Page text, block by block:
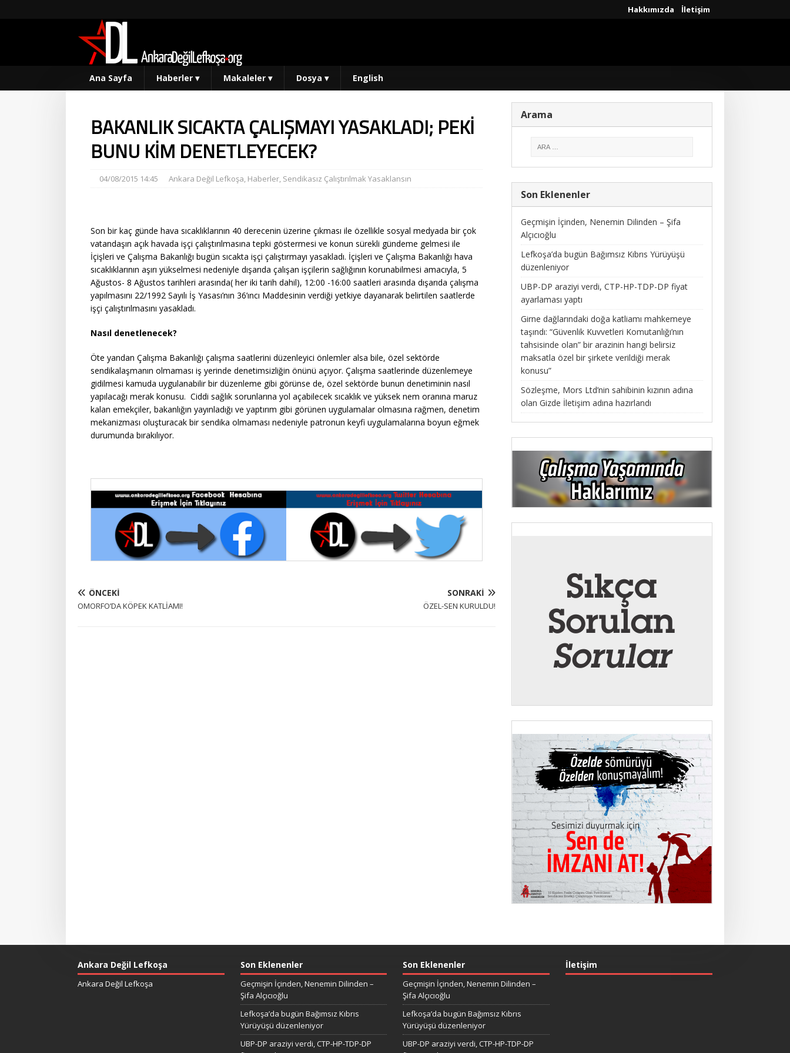
Hakkımızda İletişim
Ana Sayfa Haberler ▾ Makaleler ▾ Dosya ▾ English
BAKANLIK SICAKTA ÇALIŞMAYI YASAKLADI; PEKİ
BUNU KİM DENETLEYECEK?
04/08/2015 14:45 Ankara Değil Lefkoşa, Haberler, Sendikasız Çalıştırılmak Yasaklansın
Son bir kaç günde hava sıcaklıklarının 40 derecenin üzerine çıkması ile özellikle sosyal medyada bir çok
vatandaşın açık havada işçi çalıştırılmasına tepki göstermesi ve konun sürekli gündeme gelmesi ile
İçişleri ve Çalışma Bakanlığı bugün sıcakta işçi çalıştırmayı yasakladı. İçişleri ve Çalışma Bakanlığı hava
sıcaklıklarının aşırı yükselmesi nedeniyle dışarıda çalışan işçilerin sağlığının korunabilmesi amacıyla, 5
Ağustos- 8 Ağustos tarihleri arasında( her iki tarih dahil), 12:00 -16:00 saatleri arasında dışarıda çalışma
yapılmasını 22/1992 Sayılı İş Yasası’nın 36’ıncı Maddesinin verdiği yetkiye dayanarak belirtilen saatlerde
işçi çalıştırılmasını yasakladı.
Nasıl denetlenecek?
Öte yandan Çalışma Bakanlığı çalışma saatlerini düzenleyici önlemler alsa bile, özel sektörde
sendikalaşmanın olmaması iş yerinde denetimsizliğin önünü açıyor. Çalışma saatlerinde düzenlemeye
gidilmesi kamuda uygulanabilir bir düzenleme gibi görünse de, özel sektörde bunun denetiminin nasıl
yapılacağı merak konusu. Ciddi sağlık sorunlarına yol açabilecek sıcaklık ve yüksek nem oranına maruz
kalan emekçiler, bakanlığın yayınladığı ve yaptırım gibi görünen uygulamalar olmasına rağmen, denetim
mekanizması oluşturacak bir sendika olmaması nedeniyle patronun keyfi uygulamalarına boyun eğmek
durumunda bırakılıyor.
ÖNCEKI
OMORFO’DA KÖPEK KATLİAMI!
SONRAKI
ÖZEL-SEN KURULDU!
Arama
Son Eklenenler
Geçmişin İçinden, Nenemin Dilinden – Şifa
Alçıcıoğlu
Lefkoşa’da bugün Bağımsız Kıbrıs Yürüyüşü
düzenleniyor
UBP-DP araziyi verdi, CTP-HP-TDP-DP fiyat
ayarlaması yaptı
Girne dağlarındaki doğa katliamı mahkemeye
taşındı: “Güvenlik Kuvvetleri Komutanlığı’nın
tahsisinde olan” bir arazinin hangi belirsiz
maksatla özel bir şirkete verildiği merak
konusu”
Sözleşme, Mors Ltd’nin sahibinin kızının adına
olan Gizde İletişim adına hazırlandı
Ankara Değil Lefkoşa
Ankara Değil Lefkoşa
Son Eklenenler
Geçmişin İçinden, Nenemin Dilinden –
Şifa Alçıcıoğlu
Lefkoşa’da bugün Bağımsız Kıbrıs
Yürüyüşü düzenleniyor
UBP-DP araziyi verdi, CTP-HP-TDP-DP
Son Eklenenler
Geçmişin İçinden, Nenemin Dilinden –
Şifa Alçıcıoğlu
Lefkoşa’da bugün Bağımsız Kıbrıs
Yürüyüşü düzenleniyor
UBP-DP araziyi verdi, CTP-HP-TDP-DP
İletişim